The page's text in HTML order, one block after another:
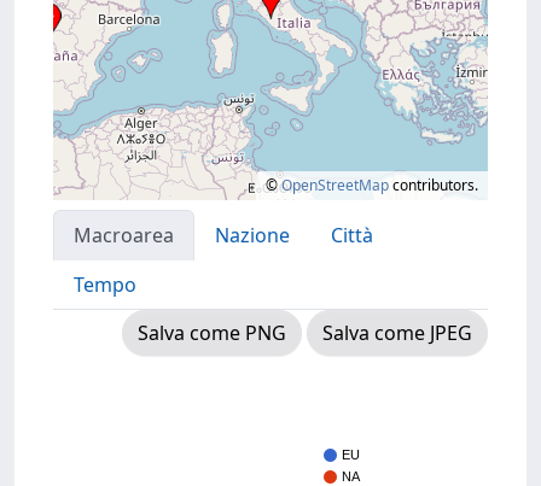
©OpenStreetMapcontributors.
Macroarea Nazione
Città
Tempo
Salva come PNG
Salva come JPEG
EU
NA